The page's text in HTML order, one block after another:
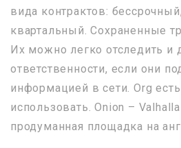
вида контрактов:
квартальный. Сохраненные
Их можно легко отследить и
ответственности, если они
информацией в сети. Org
использовать. Onion –
продуманная площадка на